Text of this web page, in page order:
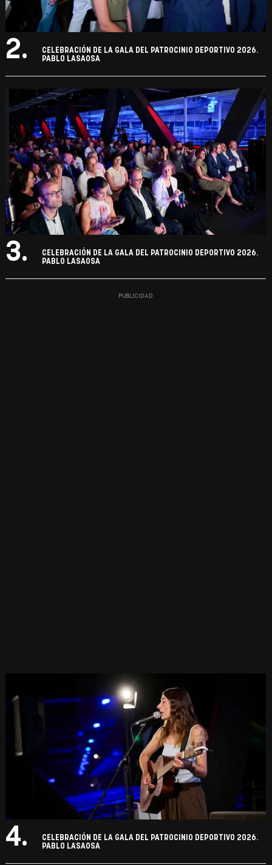
2.
CELEBRACIÓN DE LA GALA DEL PATROCINIO DEPORTIVO 2026.
PABLO LASAOSA
3.
CELEBRACIÓN DE LA GALA DEL PATROCINIO DEPORTIVO 2026.
PABLO LASAOSA
4.
CELEBRACIÓN DE LA GALA DEL PATROCINIO DEPORTIVO 2026.
PABLO LASAOSA